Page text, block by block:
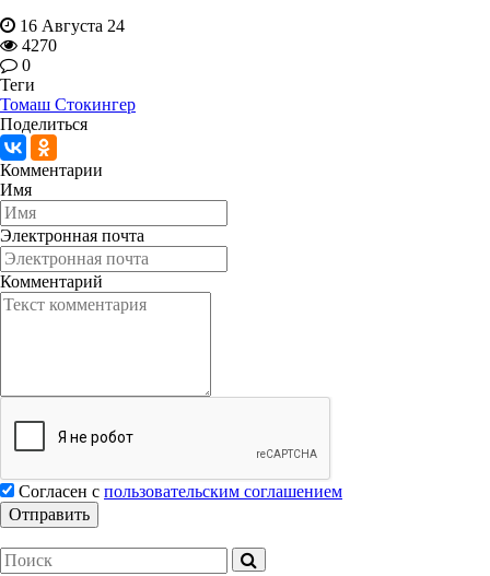
16 Августа 24
4270
0
Теги
Томаш Стокингер
Поделиться
Комментарии
Имя
Электронная почта
Комментарий
Согласен с пользовательским соглашением